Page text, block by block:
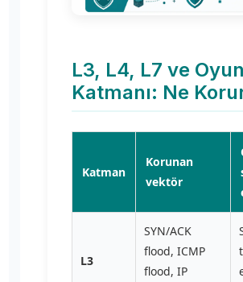
L3, L4, L7 ve Oyun
Katmanı: Ne
Katman
Korunan
vektör
L3
SYN/ACK
flood, ICMP
flood, IP